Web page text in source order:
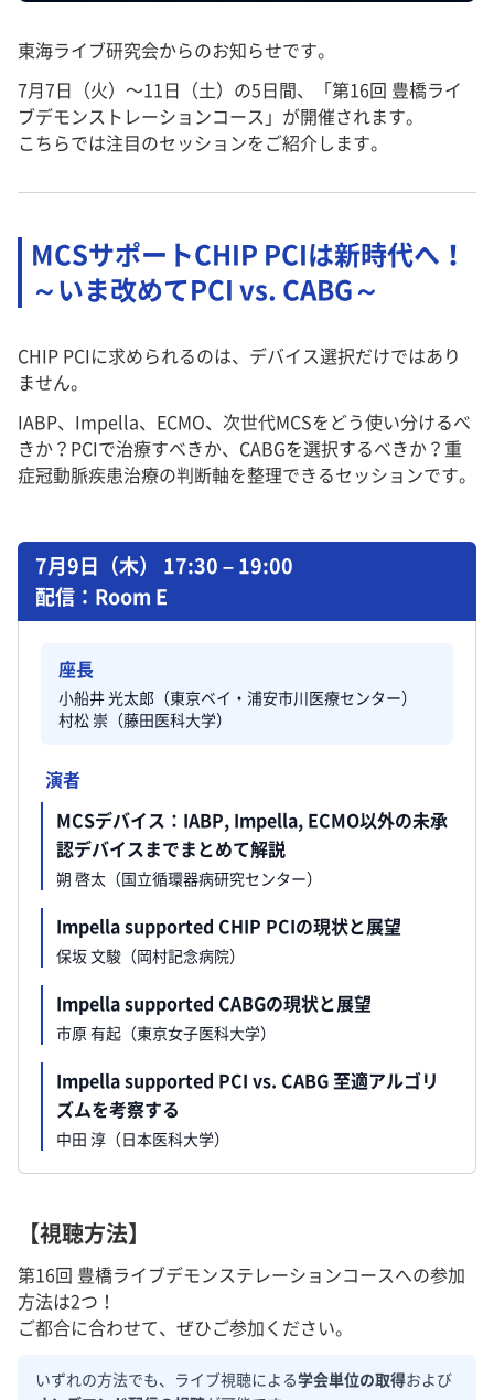
東海ライブ研究会からのお知らせです。
7月7日（火）〜11日（土）の5日間、「第16回 豊橋ライ
ブデモンストレーションコース」が開催されます。
こちらでは注目のセッションをご紹介します。
MCSサポートCHIP PCIは新時代へ！
～いま改めてPCI vs. CABG～
CHIP PCIに求められるのは、デバイス選択だけではあり
ません。
IABP、Impella、ECMO、次世代MCSをどう使い分けるべ
きか？PCIで治療すべきか、CABGを選択するべきか？重
症冠動脈疾患治療の判断軸を整理できるセッションです。
7月9日（木） 17:30 – 19:00
配信：Room E
座長
小船井 光太郎（東京ベイ・浦安市川医療センター）
村松 崇（藤田医科大学）
演者
MCSデバイス：IABP, Impella, ECMO以外の未承
認デバイスまでまとめて解説
朔 啓太（国立循環器病研究センター）
Impella supported CHIP PCIの現状と展望
保坂 文駿（岡村記念病院）
Impella supported CABGの現状と展望
市原 有起（東京女子医科大学）
Impella supported PCI vs. CABG 至適アルゴリ
ズムを考察する
中田 淳（日本医科大学）
【視聴方法】
第16回 豊橋ライブデモンステレーションコースへの参加
方法は2つ！
ご都合に合わせて、ぜひご参加ください。
いずれの方法でも、ライブ視聴による学会単位の取得および